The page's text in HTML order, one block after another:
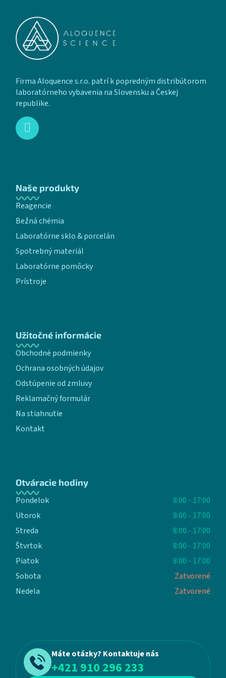
Firma Aloquence s.r.o. patrí k popredným distribútorom
laboratórneho vybavenia na Slovensku a Českej
republike.
Naše produkty
Reagencie
Bežná chémia
Laboratórne sklo & porcelán
Spotrebný materiál
Laboratórne pomôcky
Prístroje
Užitočné informácie
Obchodné podmienky
Ochrana osobných údajov
Odstúpenie od zmluvy
Reklamačný formulár
Na stiahnutie
Kontakt
Otváracie hodiny
Pondelok
8:00 - 17:00
Utorok
8:00 - 17:00
Streda
8:00 - 17:00
Štvrtok
8:00 - 17:00
Piatok
8:00 - 17:00
Sobota
Zatvorené
Nedela
Zatvorené
Máte otázky? Kontaktuje nás
+421 910 296 233